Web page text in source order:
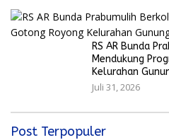
RS AR Bunda
Mendukung
Kelurahan
Juli 31, 2026
Post Terpopuler